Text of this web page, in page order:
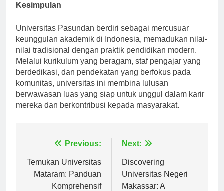
Kesimpulan
Universitas Pasundan berdiri sebagai mercusuar
keunggulan akademik di Indonesia, memadukan nilai-
nilai tradisional dengan praktik pendidikan modern.
Melalui kurikulum yang beragam, staf pengajar yang
berdedikasi, dan pendekatan yang berfokus pada
komunitas, universitas ini membina lulusan
berwawasan luas yang siap untuk unggul dalam karir
mereka dan berkontribusi kepada masyarakat.
Navigasi
pos
Previous:
Temukan Universitas
Mataram: Panduan
Komprehensif
Next:
Discovering
Universitas Negeri
Makassar: A